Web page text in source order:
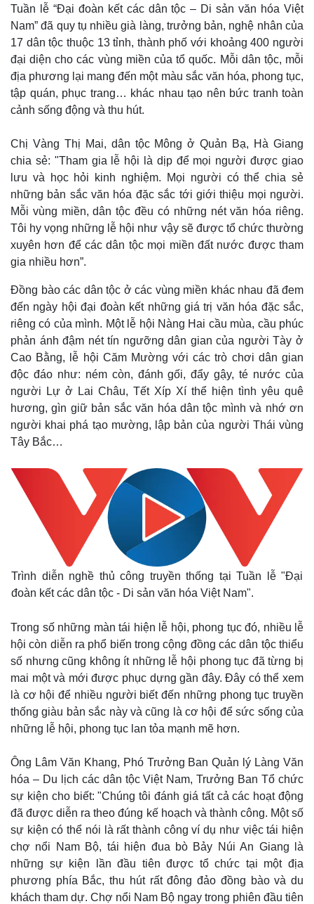
Thế giới
Quan sát
Cuộc sống đó đây
Hồ sơ
Ảnh
E-Magazine
Infographic
Tuần lễ “Đại đoàn kết các dân tộc – Di sản văn hóa Việt
Nam” đã quy tụ nhiều già làng, trưởng bản, nghệ nhân của
17 dân tộc thuộc 13 tỉnh, thành phố với khoảng 400 người
đại diện cho các vùng miền của tổ quốc. Mỗi dân tộc, mỗi
địa phương lại mang đến một màu sắc văn hóa, phong tục,
tập quán, phục trang… khác nhau tạo nên bức tranh toàn
cảnh sống động và thu hút.
Chị Vàng Thị Mai, dân tộc Mông ở Quản Bạ, Hà Giang
chia sẻ: "Tham gia lễ hội là dịp để mọi người được giao
lưu và học hỏi kinh nghiệm. Mọi người có thể chia sẻ
những bản sắc văn hóa đặc sắc tới giới thiệu mọi người.
Mỗi vùng miền, dân tộc đều có những nét văn hóa riêng.
Tôi hy vọng những lễ hội như vậy sẽ được tổ chức thường
xuyên hơn để các dân tộc mọi miền đất nước được tham
gia nhiều hơn”.
Đồng bào các dân tộc ở các vùng miền khác nhau đã đem
đến ngày hội đại đoàn kết những giá trị văn hóa đặc sắc,
riêng có của mình. Một lễ hội Nàng Hai cầu mùa, cầu phúc
phản ánh đậm nét tín ngưỡng dân gian của người Tày ở
Cao Bằng, lễ hội Căm Mường với các trò chơi dân gian
độc đáo như: ném còn, đánh gối, đẩy gậy, té nước của
người Lự ở Lai Châu, Tết Xíp Xí thể hiện tình yêu quê
hương, gìn giữ bản sắc văn hóa dân tộc mình và nhớ ơn
người khai phá tạo mường, lập bản của người Thái vùng
Tây Bắc…
Trình diễn nghề thủ công truyền thống tại Tuần lễ "Đại
đoàn kết các dân tộc - Di sản văn hóa Việt Nam".
Trong số những màn tái hiện lễ hội, phong tục đó, nhiều lễ
hội còn diễn ra phổ biến trong cộng đồng các dân tộc thiểu
số nhưng cũng không ít những lễ hội phong tục đã từng bị
mai một và mới được phục dựng gần đây. Đây có thể xem
là cơ hội để nhiều người biết đến những phong tục truyền
thống giàu bản sắc này và cũng là cơ hội để sức sống của
những lễ hội, phong tục lan tỏa mạnh mẽ hơn.
Ông Lâm Văn Khang, Phó Trưởng Ban Quản lý Làng Văn
hóa – Du lịch các dân tộc Việt Nam, Trưởng Ban Tổ chức
sự kiện cho biết: "Chúng tôi đánh giá tất cả các hoạt động
đã được diễn ra theo đúng kế hoạch và thành công. Một số
sự kiện có thể nói là rất thành công ví dụ như việc tái hiện
chợ nổi Nam Bộ, tái hiện đua bò Bảy Núi An Giang là
những sự kiện lần đầu tiên được tổ chức tại một địa
phương phía Bắc, thu hút rất đông đảo đồng bào và du
khách tham dự. Chợ nổi Nam Bộ ngay trong phiên đầu tiên